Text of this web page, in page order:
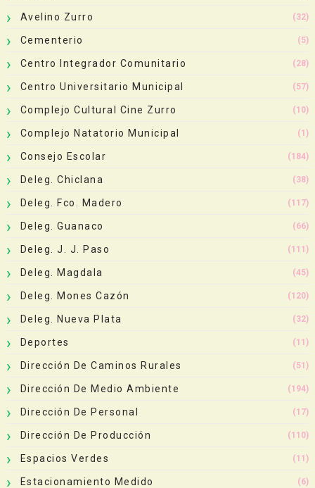
Avelino Zurro (32)
Cementerio (5)
Centro Integrador Comunitario (28)
Centro Universitario Municipal (57)
Complejo Cultural Cine Zurro (10)
Complejo Natatorio Municipal (1)
Consejo Escolar (184)
Deleg. Chiclana (38)
Deleg. Fco. Madero (117)
Deleg. Guanaco (66)
Deleg. J. J. Paso (111)
Deleg. Magdala (45)
Deleg. Mones Cazón (120)
Deleg. Nueva Plata (32)
Deportes (11)
Dirección De Caminos Rurales (51)
Dirección De Medio Ambiente (194)
Dirección De Personal (17)
Dirección De Producción (110)
Espacios Verdes (11)
Estacionamiento Medido (6)